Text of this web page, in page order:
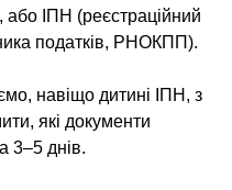
або ІПН (реєстраційний
податків, РНОКПП).
навіщо дитині ІПН, з
які документи
3–5 днів.